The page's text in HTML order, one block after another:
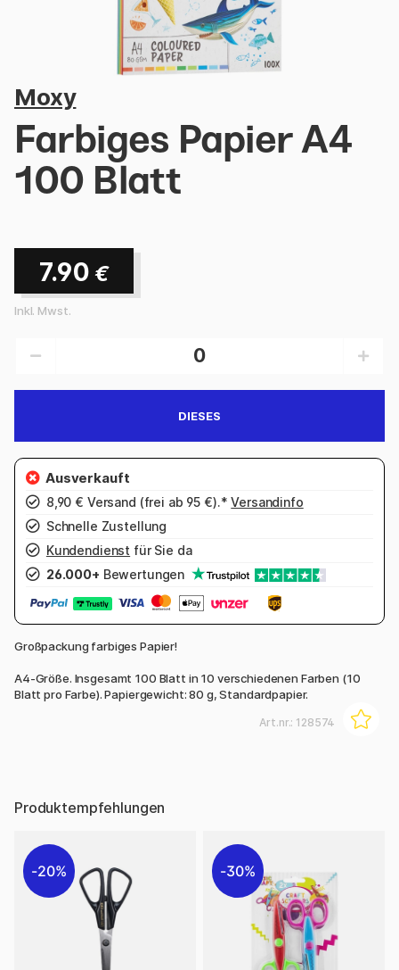
Moxy
Farbiges Papier A4
100 Blatt
7.90 €
Inkl. Mwst.
DIESES
8,90 € Versand (frei ab 95 €).*Versandinfo
Schnelle Zustellung
Kundendienst für Sie da
26.000+ Bewertungen
Großpackung farbiges Papier!
A4-Größe. Insgesamt 100 Blatt in 10 verschiedenen Farben (10
Blatt pro Farbe). Papiergewicht: 80 g, Standardpapier.
Art.nr.: 128574
Produktempfehlungen
20% 30%